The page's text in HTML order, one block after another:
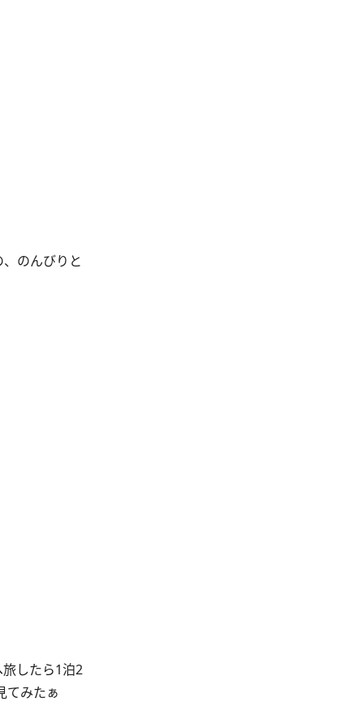
のんびりと
したら1泊2
てみたぁ